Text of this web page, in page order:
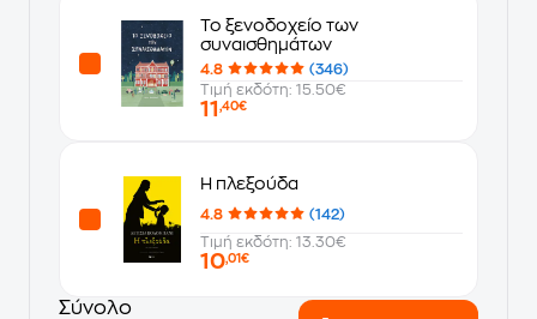
Το ξενοδοχείο των
συναισθημάτων
4.8
(346)
Τιμή εκδότη: 15.50€
11 ,40€
Η πλεξούδα
4.8
(142)
Τιμή εκδότη: 13.30€
10,01€
Σύνολο